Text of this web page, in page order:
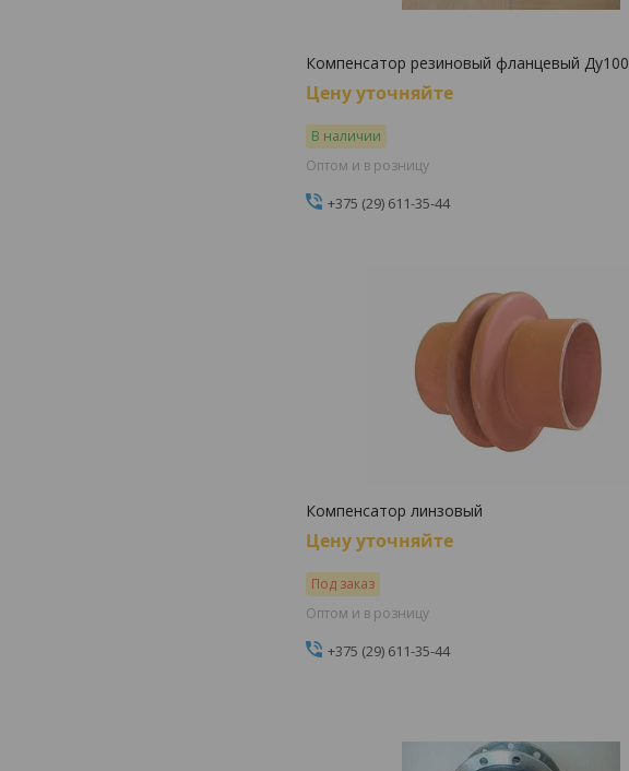
Компенсатор резиновый фланцевый Ду100
Цену уточняйте
В наличии
Оптом и в розницу
+375 (29) 611-35-44
Компенсатор линзовый
Цену уточняйте
Под заказ
Оптом и в розницу
+375 (29) 611-35-44